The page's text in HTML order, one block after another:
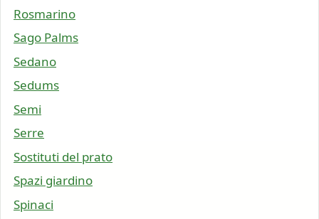
Rosmarino
Sago Palms
Sedano
Sedums
Semi
Serre
Sostituti del prato
Spazi giardino
Spinaci